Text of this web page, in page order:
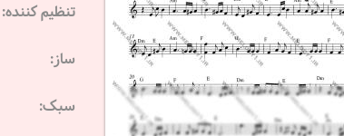
تنظیم کننده:
ساز:
سبک: